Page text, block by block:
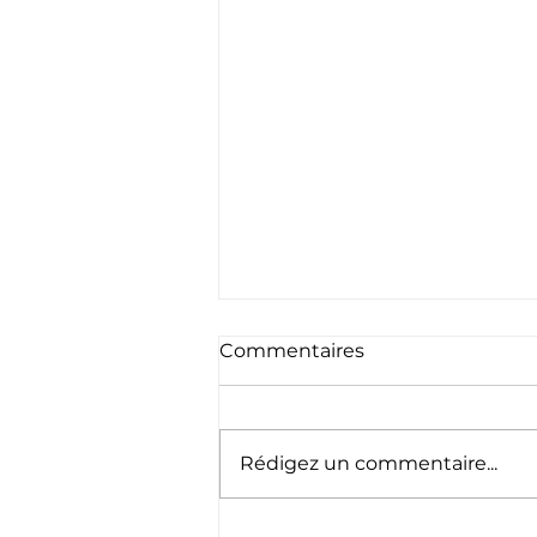
Commentaires
Rédigez un commentaire...